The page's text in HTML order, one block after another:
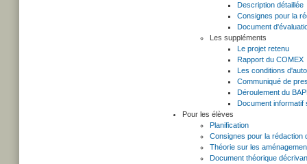
Description détaillée
Consignes pour la
Document
Les suppléments
Le projet retenu
Rapport du COMEX
Les conditions
Communiqué de
Déroulement du
Document informatif
Pour les élèves
Planification
Consignes pour la rédaction
Théorie sur les
Document théorique